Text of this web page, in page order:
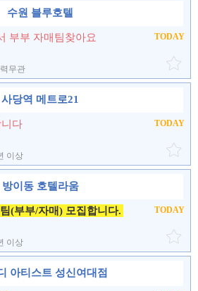
수원 블루호텔
부부 자매팀찾아요
무관
TODAY
사당역 메트로21
다
이상
TODAY
방이동 호텔라움
(부부/자매) 모집합니다.
이상
TODAY
아티스트 성신여대점